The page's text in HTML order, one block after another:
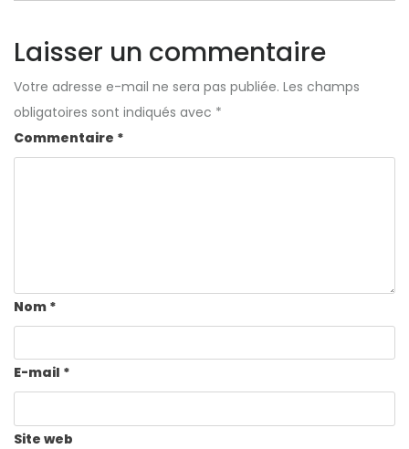
Laisser un commentaire
Votre adresse e-mail ne sera pas publiée. Les champs
obligatoires sont indiqués avec *
Commentaire *
Nom *
E-mail *
Site web